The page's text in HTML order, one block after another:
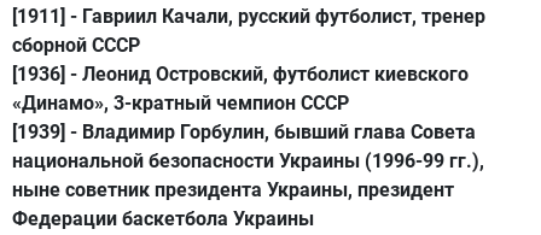
[1911] - Гавриил Качали, русский футболист, тренер
сборной СССР
[1936] - Леонид Островский, футболист киевского
«Динамо», 3-кратный чемпион СССР
[1939] - Владимир Горбулин, бывший глава Совета
национальной безопасности Украины (1996-99 гг.),
ныне советник президента Украины, президент
Федерации баскетбола Украины